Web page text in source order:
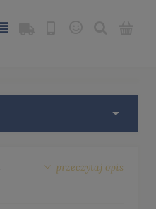
przeczytaj opis